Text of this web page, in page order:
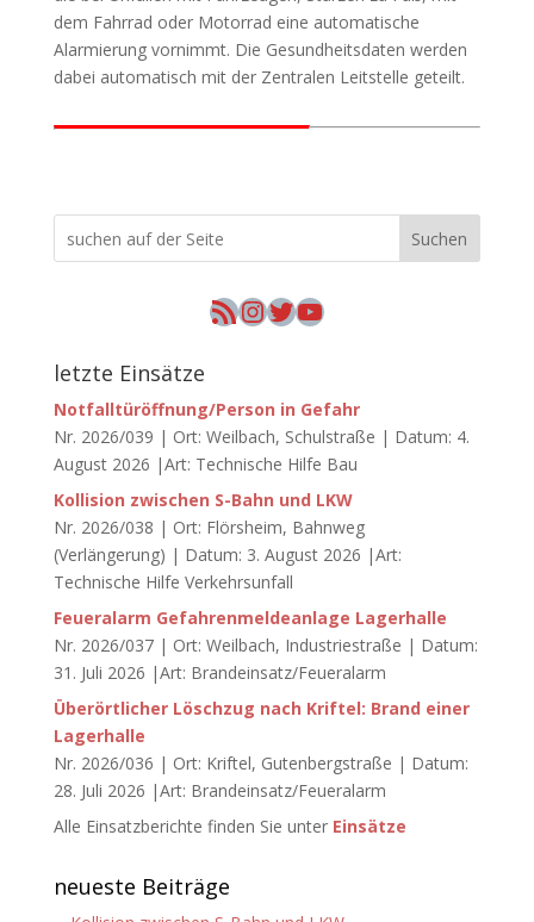
dem Fahrrad oder Motorrad eine automatische
Alarmierung vornimmt. Die Gesundheitsdaten werden
dabei automatisch mit der Zentralen Leitstelle geteilt.
Suchen
RSS-Feed
Instagram
Twitter
YouTube
letzte Einsätze
Notfalltüröffnung/Person in Gefahr
Nr. 2026/039 | Ort: Weilbach, Schulstraße | Datum: 4.
August 2026 |Art: Technische Hilfe Bau
Kollision zwischen S-Bahn und LKW
Nr. 2026/038 | Ort: Flörsheim, Bahnweg
(Verlängerung) | Datum: 3. August 2026 |Art:
Technische Hilfe Verkehrsunfall
Feueralarm Gefahrenmeldeanlage Lagerhalle
Nr. 2026/037 | Ort: Weilbach, Industriestraße | Datum:
31. Juli 2026 |Art: Brandeinsatz/Feueralarm
Überörtlicher Löschzug nach Kriftel: Brand einer
Lagerhalle
Nr. 2026/036 | Ort: Kriftel, Gutenbergstraße | Datum:
28. Juli 2026 |Art: Brandeinsatz/Feueralarm
Alle Einsatzberichte finden Sie unter Einsätze
neueste Beiträge